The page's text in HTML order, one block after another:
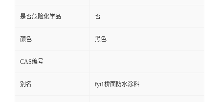
是否危险化学品 否
颜色 黑色
CAS编号
别名 fyt1桥面防水涂料